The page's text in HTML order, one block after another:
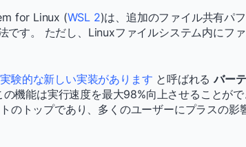
for Linux (WSL 2)は、追加のファイル共有パ
です。 ただし、Linuxファイルシステム内にフ
実験的な新しい実装があります と呼ばれるバー
機能は実行速度を最大98%向上させることが
のトップであり、多くのユーザーにプラスの影